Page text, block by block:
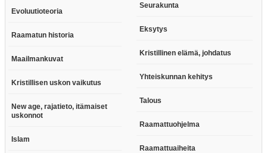
Evoluutioteoria
Raamatun historia
Maailmankuvat
Kristillisen uskon vaikutus
New age, rajatieto, itämaiset
uskonnot
Islam
Seurakunta
Eksytys
Kristillinen elämä, johdatus
Yhteiskunnan kehitys
Talous
Raamattuohjelma
Raamattuaiheita